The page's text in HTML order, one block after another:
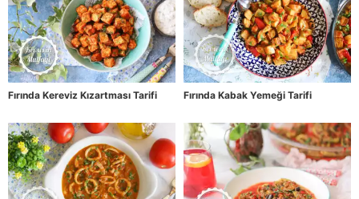
Fırında Kereviz Kızartması Tarifi Fırında Kabak Yemeği Tarifi